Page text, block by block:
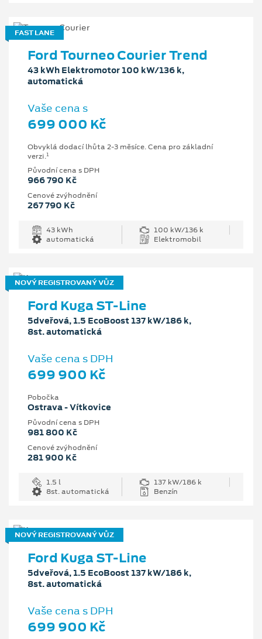
FAST LANE
Ford Tourneo Courier Trend
43 kWh Elektromotor 100 kW/136 k,
automatická
Vaše cena s
699 000 Kč
Obvyklá dodací lhůta 2-3 měsíce. Cena pro základní
verzi.1
Původní cena s DPH
966 790 Kč
Cenové zvýhodnění
267 790 Kč
43 kWh
100 kW/136 k
automatická
Elektromobil
NOVÝ REGISTROVANÝ VŮZ
Ford Kuga ST-Line
5dveřová, 1.5 EcoBoost 137 kW/186 k,
8st. automatická
Vaše cena s DPH
699 900 Kč
Pobočka
Ostrava - Vítkovice
Původní cena s DPH
981 800 Kč
Cenové zvýhodnění
281 900 Kč
1.5 l
137 kW/186 k
8st. automatická
Benzín
NOVÝ REGISTROVANÝ VŮZ
Ford Kuga ST-Line
5dveřová, 1.5 EcoBoost 137 kW/186 k,
8st. automatická
Vaše cena s DPH
699 900 Kč